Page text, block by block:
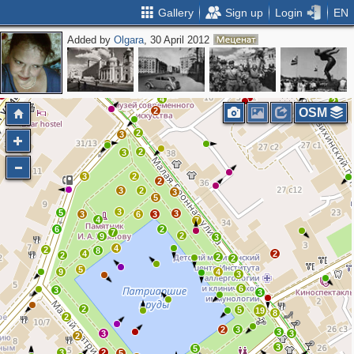
Gallery Sign up Login EN
Added byOlgara, 30 April 2012
3 6
10
2
2
2
3
3
2
2
3
3
3
4
9
7
3 6 3
2
2
3
7
2
3
5
2
2
4
2
2
2
2
3
2
2
4
6
3
3
19
5
8
3
3
3
3
2
5
4
8
4
5
9
2
3
2
3
2
2
6
2
5
OSM